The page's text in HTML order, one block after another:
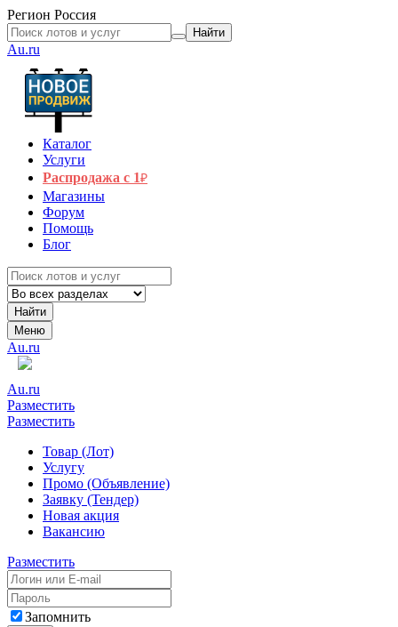
Регион Россия
Найти
Au.ru
Каталог
Услуги
Распродажа с 1₽
Магазины
Форум
Помощь
Блог
Найти
Меню
Au.ru
Au.ru
Разместить
Разместить
Товар (Лот)
Услугу
Промо (Объявление)
Заявку (Тендер)
Новая акция
Вакансию
Разместить
Запомнить